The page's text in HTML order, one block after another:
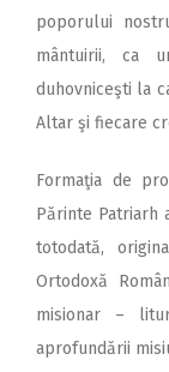
poporului
mântuirii, ca
duhovniceşti la
Altar şi fiecare
Formaţia de
Părinte Patriarh
totodată,
Ortodoxă
misionar –
aprofundării